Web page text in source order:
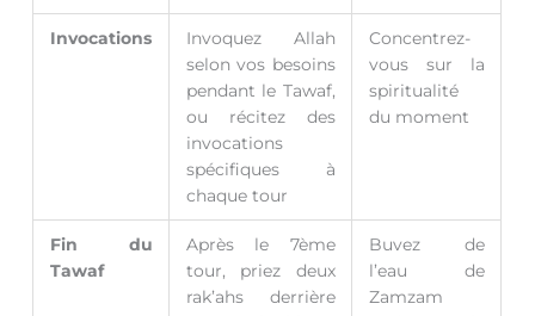
Invocations
Invoquez Allah
selon vos besoins
pendant le Tawaf,
ou récitez des
invocations
spécifiques à
chaque tour
Concentrez-
vous sur la
spiritualité
du moment
Fin du
Tawaf
Après le 7ème
tour, priez deux
rak’ahs derrière
Buvez de
l’eau de
Zamzam